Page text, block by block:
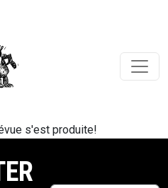
s'est produite!